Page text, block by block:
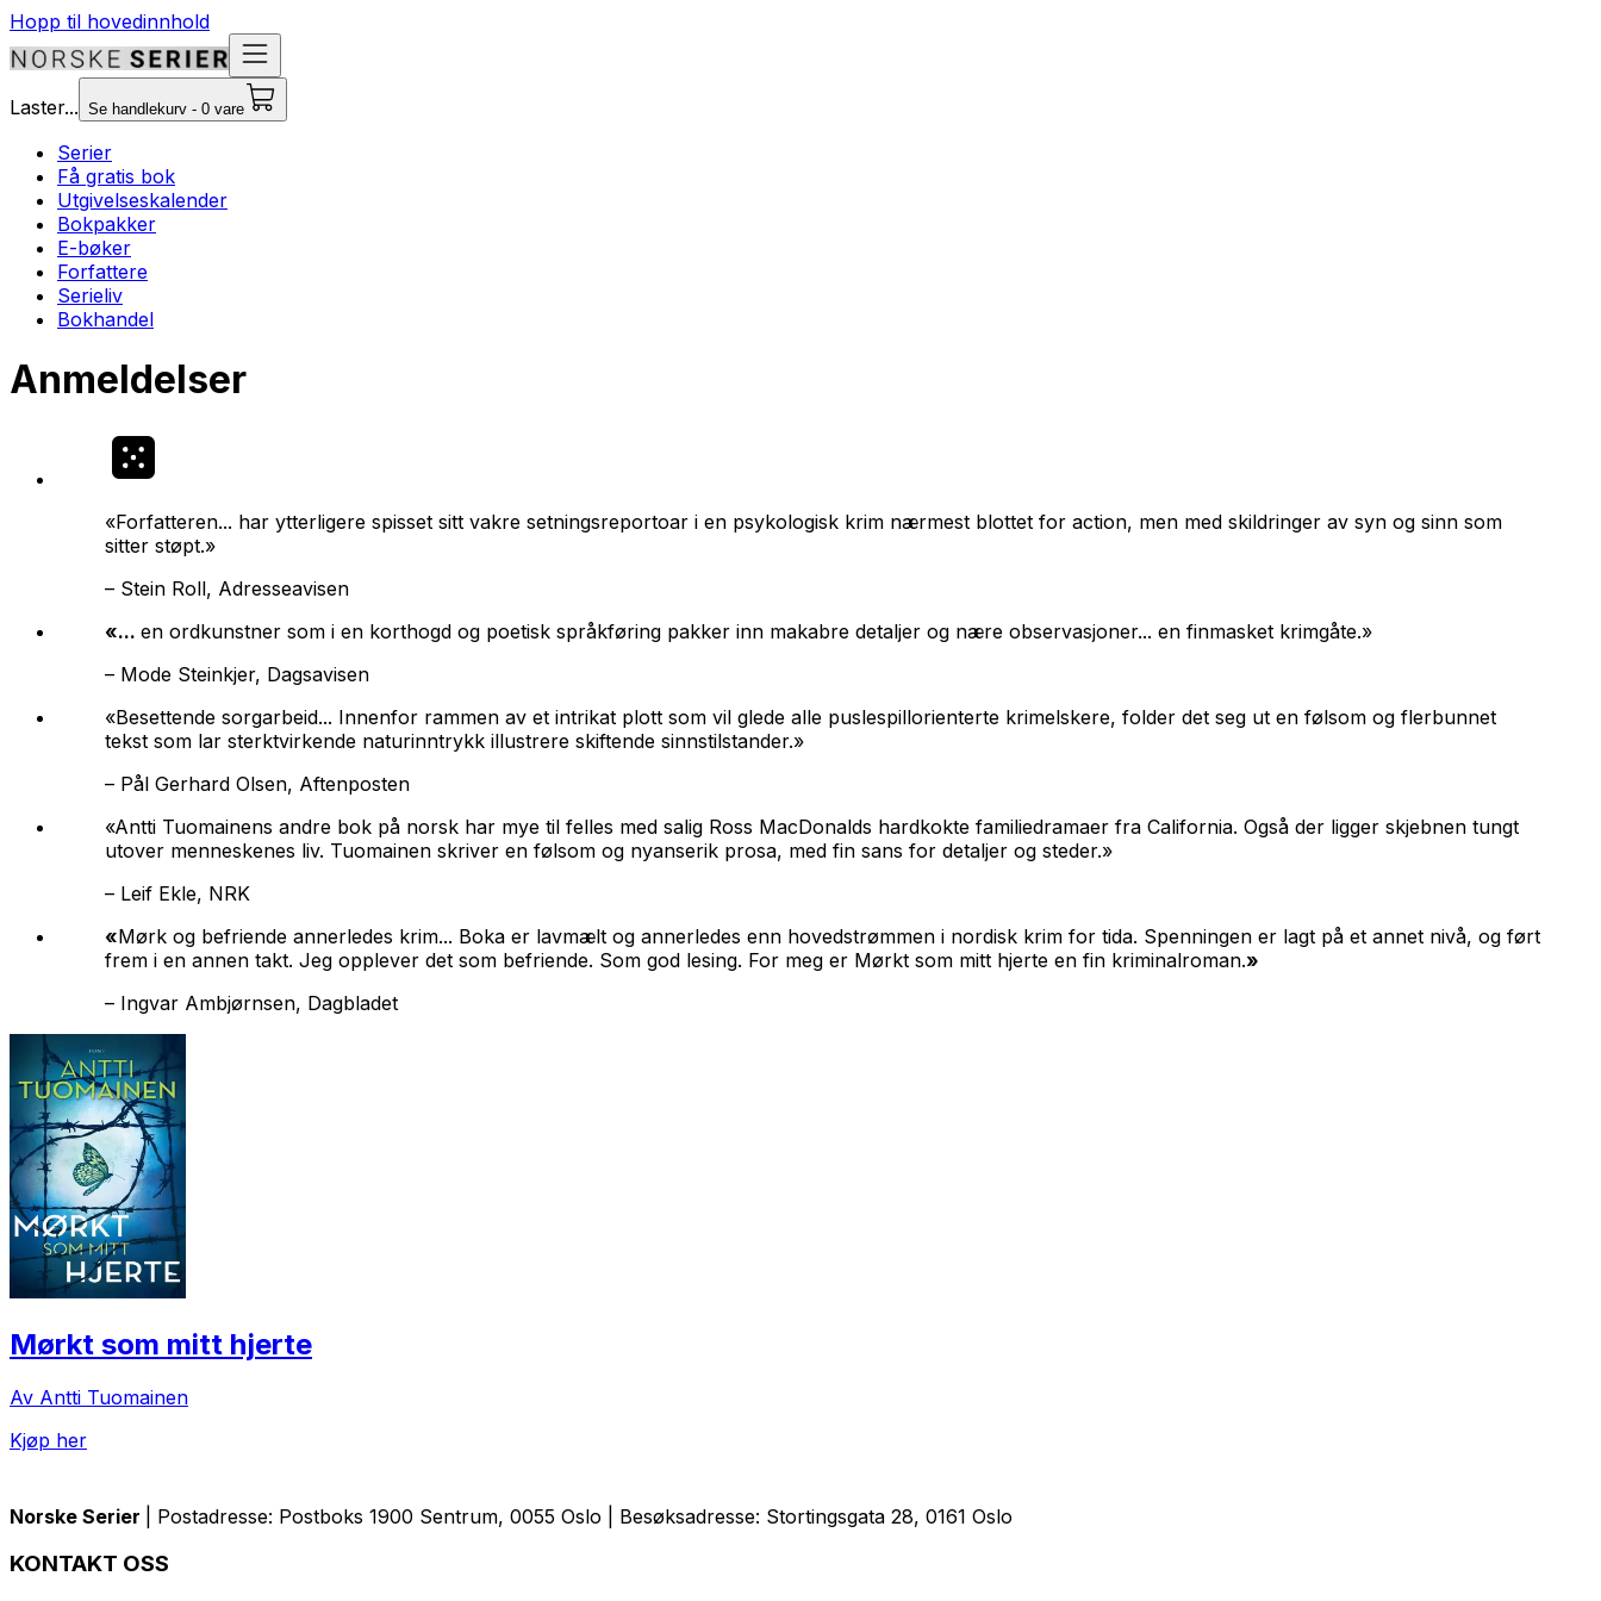
Hopp til hovedinnhold
Laster... Se handlekurv - 0 vare
Serier
Få gratis bok
Utgivelseskalender
Bokpakker
E-bøker
Forfattere
Serieliv
Bokhandel
Anmeldelser
«Forfatteren... har ytterligere spisset sitt vakre setningsreportoar i en psykologisk krim nærmest blottet for action, men med skildringer av syn og sinn som
sitter støpt.»
– Stein Roll, Adresseavisen
«... en ordkunstner som i en korthogd og poetisk språkføring pakker inn makabre detaljer og nære observasjoner... en finmasket krimgåte.»
– Mode Steinkjer, Dagsavisen
«Besettende sorgarbeid... Innenfor rammen av et intrikat plott som vil glede alle puslespillorienterte krimelskere, folder det seg ut en følsom og flerbunnet
tekst som lar sterktvirkende naturinntrykk illustrere skiftende sinnstilstander.»
– Pål Gerhard Olsen, Aftenposten
«Antti Tuomainens andre bok på norsk har mye til felles med salig Ross MacDonalds hardkokte familiedramaer fra California. Også der ligger skjebnen tungt
utover menneskenes liv. Tuomainen skriver en følsom og nyanserik prosa, med fin sans for detaljer og steder.»
– Leif Ekle, NRK
«Mørk og befriende annerledes krim... Boka er lavmælt og annerledes enn hovedstrømmen i nordisk krim for tida. Spenningen er lagt på et annet nivå, og ført
frem i en annen takt. Jeg opplever det som befriende. Som god lesing. For meg er Mørkt som mitt hjerte en fin kriminalroman.»
– Ingvar Ambjørnsen, Dagbladet
Mørkt som mitt hjerte
Av Antti Tuomainen
Kjøp her
Norske Serier | Postadresse: Postboks 1900 Sentrum, 0055 Oslo | Besøksadresse: Stortingsgata 28, 0161 Oslo
KONTAKT OSS